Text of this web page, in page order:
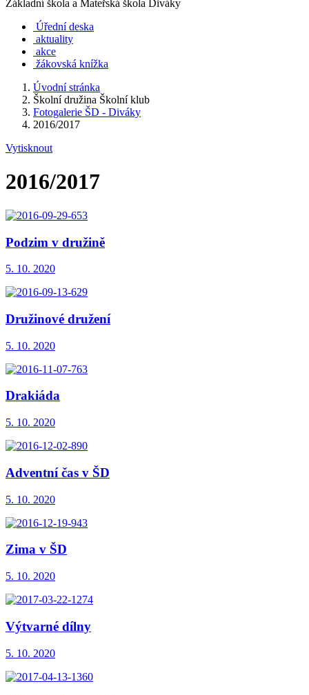
Základní škola a Mateřská škola Diváky
Úřední deska
aktuality
akce
žákovská knížka
Úvodní stránka
Školní družina Školní klub
Fotogalerie ŠD - Diváky
2016/2017
Vytisknout
2016/2017
Podzim v družině
5. 10. 2020
Družinové družení
5. 10. 2020
Drakiáda
5. 10. 2020
Adventní čas v ŠD
5. 10. 2020
Zima v ŠD
5. 10. 2020
Výtvarné dílny
5. 10. 2020